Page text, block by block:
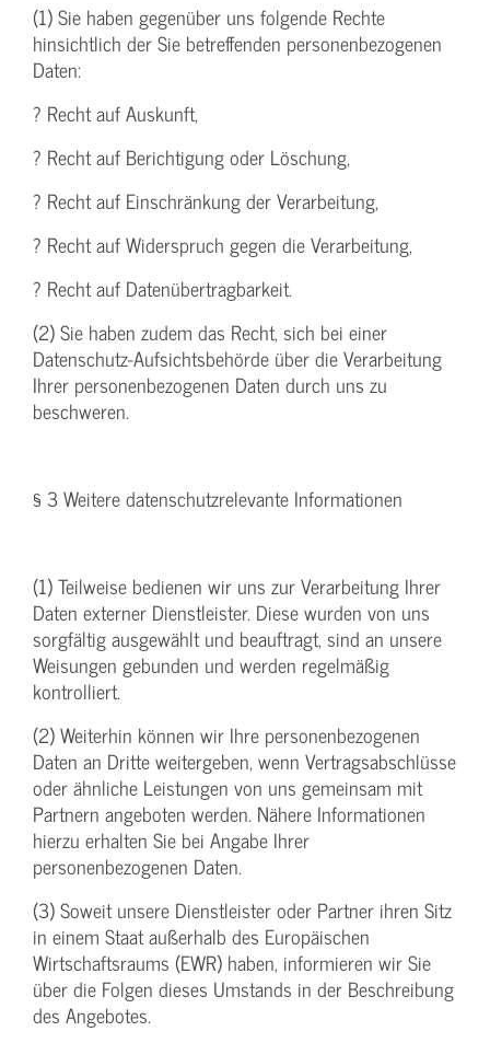
(1) Sie haben gegenüber uns folgende Rechte
hinsichtlich der Sie betreffenden personenbezogenen
Daten:
? Recht auf Auskunft,
? Recht auf Berichtigung oder Löschung,
? Recht auf Einschränkung der Verarbeitung,
? Recht auf Widerspruch gegen die Verarbeitung,
? Recht auf Datenübertragbarkeit.
(2) Sie haben zudem das Recht, sich bei einer
Datenschutz-Aufsichtsbehörde über die Verarbeitung
Ihrer personenbezogenen Daten durch uns zu
beschweren.
§ 3 Weitere datenschutzrelevante Informationen
(1) Teilweise bedienen wir uns zur Verarbeitung Ihrer
Daten externer Dienstleister. Diese wurden von uns
sorgfältig ausgewählt und beauftragt, sind an unsere
Weisungen gebunden und werden regelmäßig
kontrolliert.
(2) Weiterhin können wir Ihre personenbezogenen
Daten an Dritte weitergeben, wenn Vertragsabschlüsse
oder ähnliche Leistungen von uns gemeinsam mit
Partnern angeboten werden. Nähere Informationen
hierzu erhalten Sie bei Angabe Ihrer
personenbezogenen Daten.
(3) Soweit unsere Dienstleister oder Partner ihren Sitz
in einem Staat außerhalb des Europäischen
Wirtschaftsraums (EWR) haben, informieren wir Sie
über die Folgen dieses Umstands in der Beschreibung
des Angebotes.